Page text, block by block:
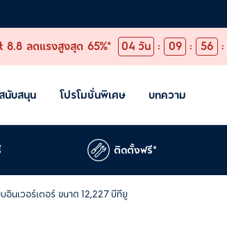
ลดแรงสูงสุด 65%* 04 วัน : 09 : 56 :
นับสนุน โปรโมชั่นพิเศษ บทความ
ติดตั้งฟรี*
อินเวอร์เตอร์ ขนาด 12,227 บีทียู